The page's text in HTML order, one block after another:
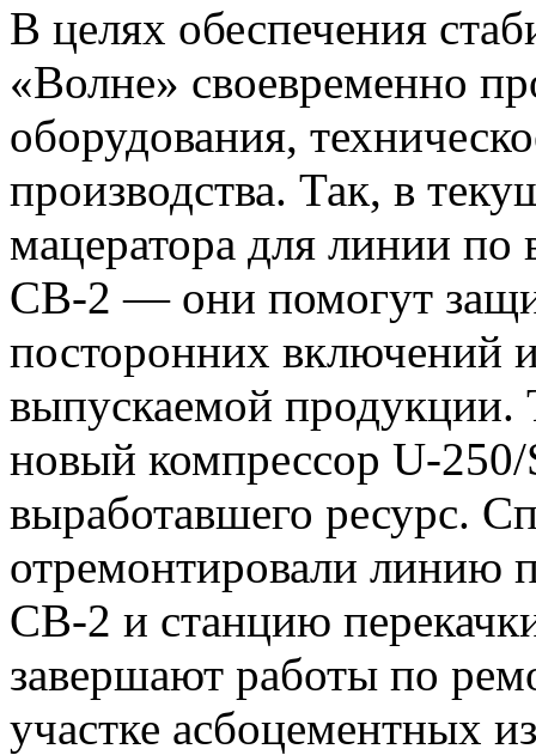
В целях обеспечения
«Волне» своевременно
оборудования,
производства. Так, в
мацератора для линии по
СВ-2 — они помогут
посторонних включений
выпускаемой продукции.
новый компрессор U-250/
выработавшего ресурс.
отремонтировали линию
СВ-2 и станцию
завершают работы по
участке асбоцементных